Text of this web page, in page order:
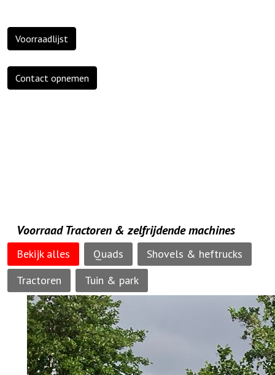
Voorraadlijst
Contact opnemen
Voorraad Tractoren & zelfrijdende machines
Bekijk alles Quads
Shovels & heftrucks
Tractoren
Tuin & park